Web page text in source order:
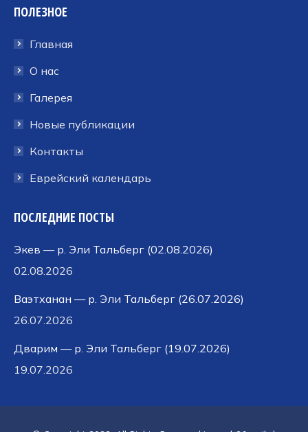
открывается
новом
окне
открывается
новом
окне
открывается
новом
ПОЛЕЗНОЕ
Главная
О нас
Галерея
Новые публикации
Контакты
Еврейский календарь
ПОСЛЕДНИЕ ПОСТЫ
Экев — р. Эли Тальберг (02.08.2026)
02.08.2026
Ваэтханан — р. Эли Тальберг (26.07.2026)
26.07.2026
Дварим — р. Эли Тальберг (19.07.2026)
19.07.2026